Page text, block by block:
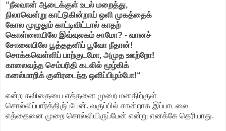
“நீலவான் ஆடைக்குள் உடல் மறைத்து,
நிலாவென்று காட்டுகின்றாய் ஒளி முகத்தைக்
கோல முழுதும் காட்டிவிட்டால் காதற்
கொள்ளையிலே இவ்வுலகம் சாமோ? - வானச்
சோலையிலே பூத்ததனிப் பூவோ நீதான்!
சொக்கவெள்ளிப் பாற்குடமோ, அமுத ஊற்றோ!
காலைவந்த செம்பரிதி கடலில் மூழ்கிக்
கனல்மாறிக் குளிரடைந்த ஒளிப்பிழம்போ!“
என்ற கவிதையை எத்தனை முறை மனதிற்குள்
சொல்லிப்பார்த்திரு்ப்பேன். வகுப்பில் சான்றாக இப்பாடலை
எத்தைனை முறை சொல்லியிருப்பேன் என்று எனக்கே தெரியாது.